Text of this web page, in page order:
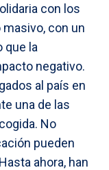
con los
con un
que la
negativo.
al país en
una de las
No
pueden
ahora, han